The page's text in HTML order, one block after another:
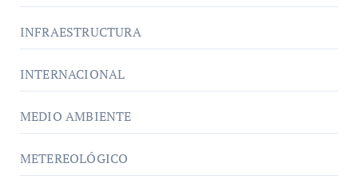
INFRAESTRUCTURA
INTERNACIONAL
MEDIO AMBIENTE
METEREOLÓGICO